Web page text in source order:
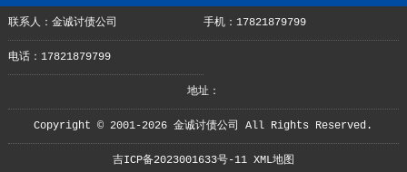
联系人：金诚讨债公司 手机：17821879799
电话：17821879799
地址：
Copyright © 2001-2026 金诚讨债公司 All Rights Reserved.
吉ICP备2023001633号-11 XML地图